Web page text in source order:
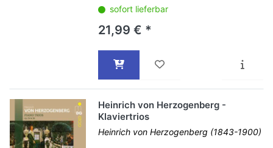
sofort lieferbar
21,99 € *
Heinrich von Herzogenberg -
Klaviertrios
Heinrich von Herzogenberg (1843-1900)